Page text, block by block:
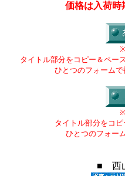
価格は入荷時
タイトル部分をコピー＆ペー
ひとつのフォーム
タイトル部分をコ
ひとつのフォー
■ 西